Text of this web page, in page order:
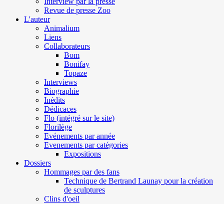
Revue de presse Zoo
L'auteur
Animalium
Liens
Collaborateurs
Bom
Bonifay
Topaze
Interviews
Biographie
Inédits
Dédicaces
Flo (intégré sur le site)
Florilège
Evénements par année
Evenements par catégories
Expositions
Dossiers
Hommages par des fans
Technique de Bertrand Launay pour la création
de sculptures
Clins d'oeil